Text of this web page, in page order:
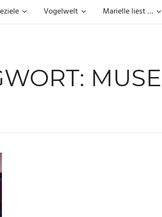
Vogelwelt Marielle liest …